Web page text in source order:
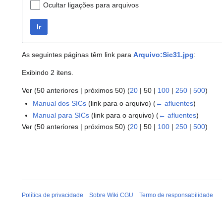
Ocultar ligações para arquivos
Ir
As seguintes páginas têm link para Arquivo:Sic31.jpg:
Exibindo 2 itens.
Ver (50 anteriores | próximos 50) (20 | 50 | 100 | 250 | 500)
Manual dos SICs (link para o arquivo)(← afluentes)
Manual para SICs (link para o arquivo)(← afluentes)
Ver (50 anteriores | próximos 50) (20 | 50 | 100 | 250 | 500)
Política de privacidade Sobre Wiki CGU Termo de responsabilidade